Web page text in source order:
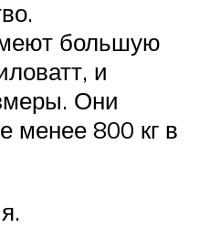
большую
и
Они
менее 800 кг в